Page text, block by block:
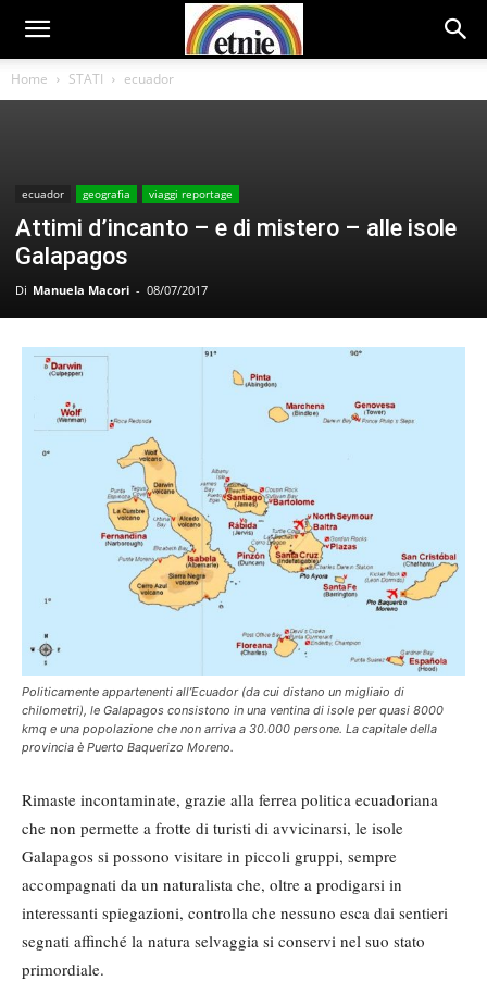
Home STATI ecuador
ecuador geografia viaggi reportage
Attimi d’incanto – e di mistero – alle isole
Galapagos
Di Manuela Macori - 08/07/2017
Politicamente appartenenti all’Ecuador (da cui distano un migliaio di
chilometri), le Galapagos consistono in una ventina di isole per quasi 8000
kmq e una popolazione che non arriva a 30.000 persone. La capitale della
provincia è Puerto Baquerizo Moreno.
Rimaste incontaminate, grazie alla ferrea politica ecuadoriana
che non permette a frotte di turisti di avvicinarsi, le isole
Galapagos si possono visitare in piccoli gruppi, sempre
accompagnati da un naturalista che, oltre a prodigarsi in
interessanti spiegazioni, controlla che nessuno esca dai sentieri
segnati affinché la natura selvaggia si conservi nel suo stato
primordiale.